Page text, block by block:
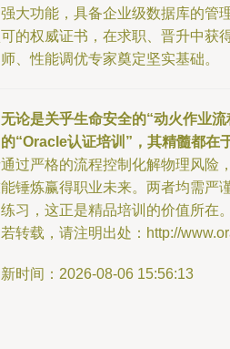
大功能，具备企业级数据库的管
的权威证书，在求职、晋升中获
、性能调优专家奠定坚实基础。
论是关乎生命安全的“动火作业
“Oracle认证培训”，其精髓都在
过严格的流程控制化解物理风险
锤炼赢得职业未来。两者均需严
习，这正是精品培训的价值所在。
转载，请注明出处：http://
时间：2026-08-06 15:56:13